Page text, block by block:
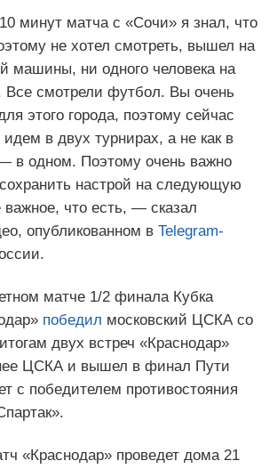
минут матча с «Сочи» я знал, что
не хотел смотреть, вышел на
машины, ни одного человека на
Все смотрели футбол. Вы очень
этого города, поэтому сейчас
в двух турнирах, а не как в
в одном. Поэтому очень важно
настрой на следующую
важное, что есть, — сказал
опубликованном в Telegram-
матче 1/2 финала Кубка
победил московский ЦСКА со
двух встреч «Краснодар»
ЦСКА и вышел в финал Пути
с победителем противостояния
«Краснодар» проведет дома 21